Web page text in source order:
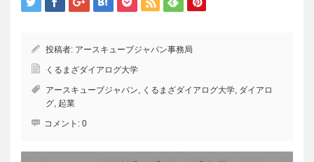
投稿者: アースキューブジャパン事務局
くるまざダイアログ大学
アースキューブジャパン くるまざダイアログ大学 ダイアロ
グ 起業
コメント: 0